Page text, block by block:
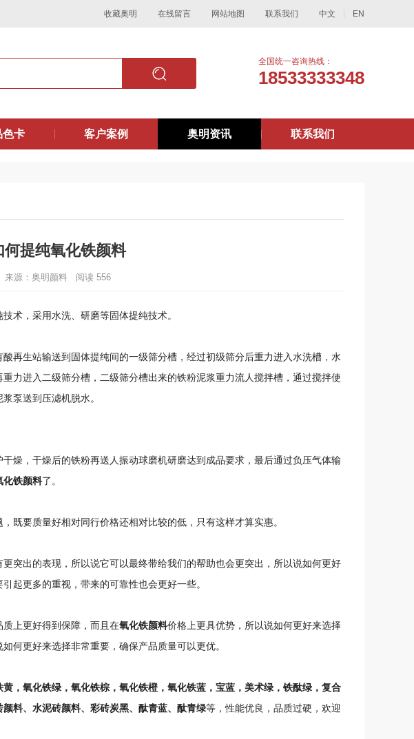
中文 EN
收藏奥明 在线留言 网站地图 联系我们
全国统一咨询热线：
18533333348
色卡 客户案例 奥明资讯 联系我们
何提纯氧化铁颜料
来源：奥明颜料 阅读 556
术，采用水洗、研磨等固体提纯技术。
再生站输送到固体提纯间的一级筛分槽，经过初级筛分后重力进入水洗槽，水
力进入二级筛分槽，二级筛分槽出来的铁粉泥浆重力流人搅拌槽，通过搅拌使
泵送到压滤机脱水。
燥，干燥后的铁粉再送人振动球磨机研磨达到成品要求，最后通过负压气体输
化铁颜料了。
既要质量好相对同行价格还相对比较的低，只有这样才算实惠。
突出的表现，所以说它可以最终带给我们的帮助也会更突出，所以说如何更好
起更多的重视，带来的可靠性也会更好一些。
上更好得到保障，而且在氧化铁颜料价格上更具优势，所以说如何更好来选择
何更好来选择非常重要，确保产品质量可以更优。
，氧化铁绿，氧化铁棕，氧化铁橙，氧化铁蓝，宝蓝，美术绿，铁酞绿，复合
颜料、水泥砖颜料、彩砖炭黑、酞青蓝、酞青绿等，性能优良，品质过硬，欢迎